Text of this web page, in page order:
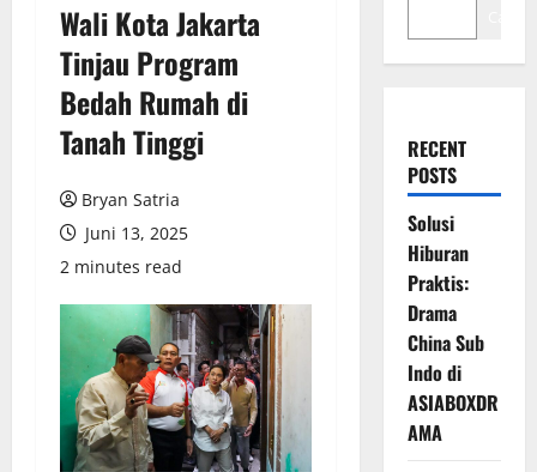
Wali Kota Jakarta
Tinjau Program
Bedah Rumah di
Tanah Tinggi
Bryan Satria
Juni 13, 2025
2 minutes read
RECENT
POSTS
Solusi
Hiburan
Praktis:
Drama
China Sub
Indo di
ASIABOXDR
AMA